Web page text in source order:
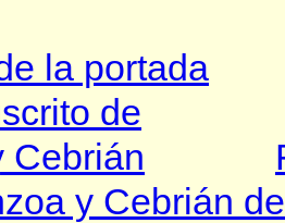
y Cebrián